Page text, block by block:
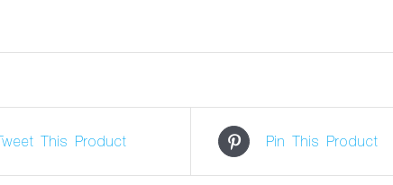
This Product Pin This Product